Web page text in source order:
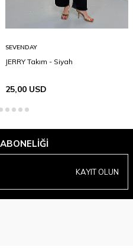
SEVENDAY
JERRY Takım - Siyah
25,00USD
KAYIT OLUN